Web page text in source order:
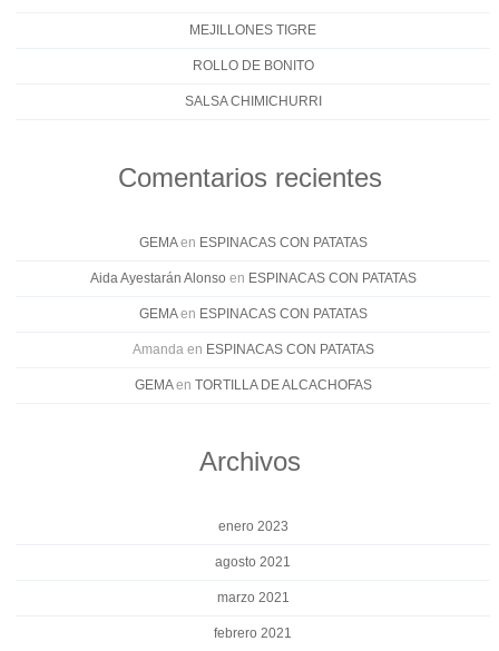
MEJILLONES TIGRE
ROLLO DE BONITO
SALSA CHIMICHURRI
Comentarios recientes
GEMAen ESPINACAS CON PATATAS
Aida Ayestarán Alonso en ESPINACAS CON PATATAS
GEMAen ESPINACAS CON PATATAS
Amanda en ESPINACAS CON PATATAS
GEMAen TORTILLA DE ALCACHOFAS
Archivos
enero 2023
agosto 2021
marzo 2021
febrero 2021